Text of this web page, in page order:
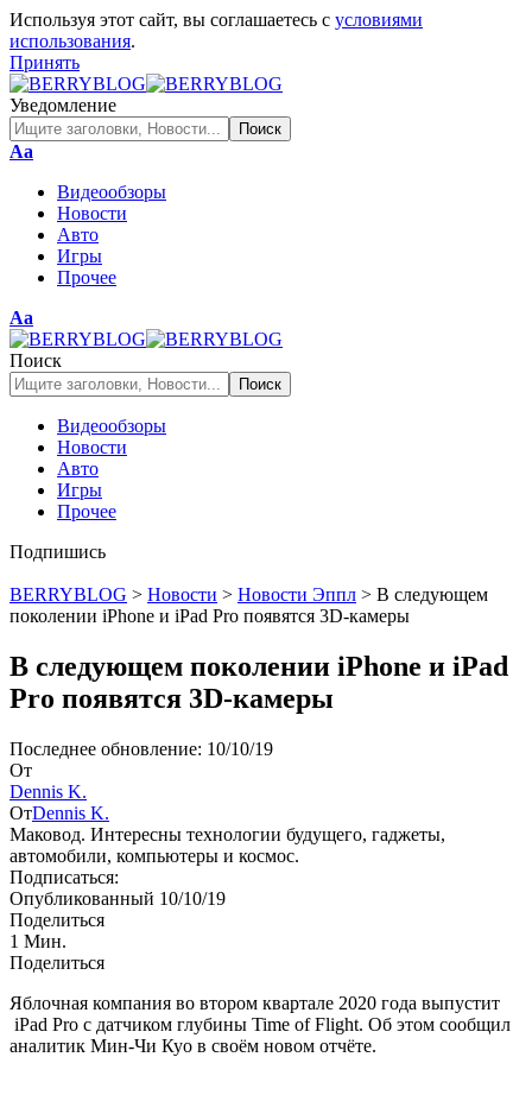
Используя этот сайт, вы соглашаетесь с условиями
использования.
Принять
Уведомление
Изменение
шрифта
Аа
Видеообзоры
Новости
Авто
Игры
Прочее
Изменение
размера
шрифта
Аа
Поиск
Видеообзоры
Новости
Авто
Игры
Прочее
Подпишись
BERRYBLOG > Новости > Новости Эппл > В следующем
поколении iPhone и iPad Pro появятся 3D-камеры
В следующем поколении iPhone и iPad
Pro появятся 3D-камеры
Последнее обновление: 10/10/19
От
Dennis K.
ОтDennis K.
Маковод. Интересны технологии будущего, гаджеты,
автомобили, компьютеры и космос.
Подписаться:
Опубликованный 10/10/19
Поделиться
1 Мин.
Поделиться
Яблочная компания во втором квартале 2020 года выпустит
iPad Pro с датчиком глубины Time of Flight. Об этом сообщил
аналитик Мин-Чи Куо в своём новом отчёте.